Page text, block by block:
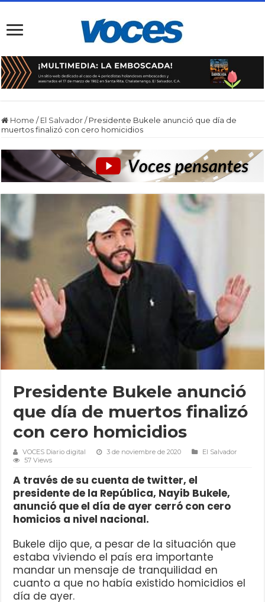
Home / El Salvador / Presidente Bukele anunció que día de
muertos finalizó con cero homicidios
Presidente Bukele anunció
que día de muertos finalizó
con cero homicidios
VOCES Diario digital 3 de noviembre de 2020
El Salvador
57 Views
A través de su cuenta de twitter, el
presidente de la República, Nayib Bukele,
anunció que el día de ayer cerró con cero
homicios a nivel nacional.
Bukele dijo que, a pesar de la situación que
estaba viviendo el país era importante
mandar un mensaje de tranquilidad en
cuanto a que no había existido homicidios el
día de ayer.